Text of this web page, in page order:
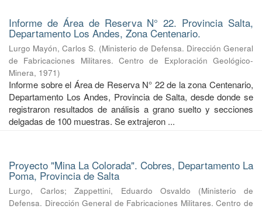
Informe de Área de Reserva N° 22. Provincia Salta,
Departamento Los Andes, Zona Centenario.
Lurgo Mayón, Carlos S. (Ministerio de Defensa. Dirección General
de Fabricaciones Militares. Centro de Exploración Geológico-
Minera, 1971)
Informe sobre el Área de Reserva N° 22 de la zona Centenario,
Departamento Los Andes, Provincia de Salta, desde donde se
registraron resultados de análisis a grano suelto y secciones
delgadas de 100 muestras. Se extrajeron ...
Proyecto "Mina La Colorada". Cobres, Departamento La
Poma, Provincia de Salta
Lurgo, Carlos;Zappettini, Eduardo Osvaldo (Ministerio de
Defensa. Dirección General de Fabricaciones Militares. Centro de